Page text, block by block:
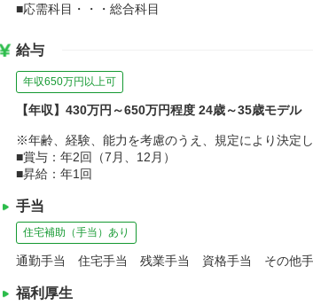
■応需科目・・・総合科目
給与
年収650万円以上可
【年収】430万円～650万円程度 24歳～35歳モデル
※年齢、経験、能力を考慮のうえ、規定により決定し
■賞与：年2回（7月、12月）
■昇給：年1回
手当
住宅補助（手当）あり
通勤手当 住宅手当 残業手当 資格手当 その他手
福利厚生